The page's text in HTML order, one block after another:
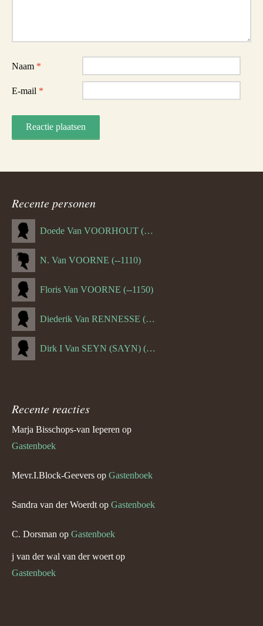
Naam *
E-mail *
Recente personen
Doede Van VOORHOUT (Van FORNEHOLT) (--1101)
N. Van VOORNE (--1110)
Floris Van VOORNE (--1150)
Diederik Van RENNESSE (--1144)
Dirk I Van SEYN (SAYN) (--1120)
Recente reacties
Marja Bisschops-van Ieperen op
Gastenboek
Mevr.I.Block-Geevers op Gastenboek
Sandra van der Woerdt op Gastenboek
C. Dorsman op Gastenboek
j van der wal van der woert op
Gastenboek